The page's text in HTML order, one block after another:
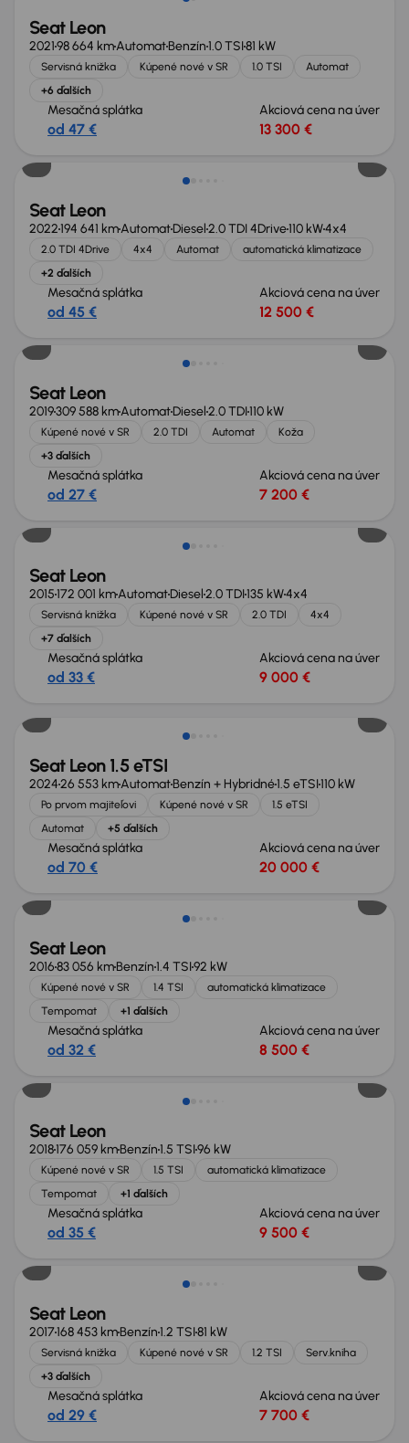
Seat Leon
202198 664 kmAutomatBenzín1.0 TSI81 kW
Servisná knižka Kúpené nové v SR 1.0 TSI
Automat
+6 ďalších
Mesačná splátka
od 47 €
Akciová cena na úver
13 300 €
Seat Leon
2022194 641 kmAutomatDiesel2.0 TDI 4Drive110 kW4x4
2.0 TDI 4Drive 4x4 Automat
automatická klimatizace
+2 ďalších
Mesačná splátka
od 45 €
Akciová cena na úver
12 500 €
Seat Leon
2019309 588 kmAutomatDiesel2.0 TDI110 kW
Kúpené nové v SR 2.0 TDI Automat
Koža
+3 ďalších
Mesačná splátka
od 27 €
Akciová cena na úver
7 200 €
Zlacnené o 500 €
Seat Leon
2015172 001 kmAutomatDiesel2.0 TDI135 kW4x4
Servisná knižka Kúpené nové v SR 2.0 TDI
4x4
+7 ďalších
Mesačná splátka
od 33 €
Akciová cena na úver
9 000 €
Seat Leon 1.5 eTSI
202426 553 kmAutomatBenzín + Hybridné1.5 eTSI110 kW
Po prvom majiteľovi Kúpené nové v SR
1.5 eTSI
Automat
+5 ďalších
Mesačná splátka
od 70 €
Akciová cena na úver
20 000 €
Nové v ponuke
Seat Leon
201683 056 kmBenzín1.4 TSI92 kW
Kúpené nové v SR 1.4 TSI
automatická klimatizace
Tempomat
+1 ďalších
Mesačná splátka
od 32 €
Akciová cena na úver
8 500 €
Seat Leon
2018176 059 kmBenzín1.5 TSI96 kW
Kúpené nové v SR 1.5 TSI
automatická klimatizace
Tempomat
+1 ďalších
Mesačná splátka
od 35 €
Akciová cena na úver
9 500 €
Nové v ponuke
Seat Leon
2017168 453 kmBenzín1.2 TSI81 kW
Servisná knižka Kúpené nové v SR 1.2 TSI
Serv.kniha
+3 ďalších
Mesačná splátka
od 29 €
Akciová cena na úver
7 700 €
Zlacnené o 400 €